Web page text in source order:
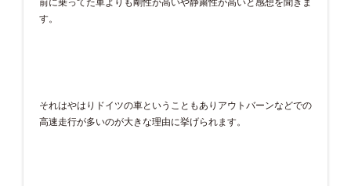
す。
それはやはりドイツの車ということもありアウトバーンなどでの
高速走行が多いのが大きな理由に挙げられます。